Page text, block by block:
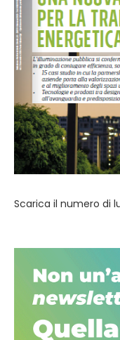
Scarica il numero di